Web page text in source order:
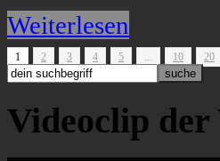
Weiterlesen
1 2 3 4 5 ... 10 20
Videoclip der